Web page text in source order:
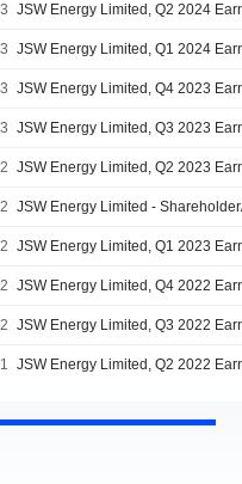
JSW Energy Limited, Q2 2024
JSW Energy Limited, Q1 2024
JSW Energy Limited, Q4 2023
JSW Energy Limited, Q3 2023
JSW Energy Limited, Q2 2023
JSW Energy Limited -
JSW Energy Limited, Q1 2023
JSW Energy Limited, Q4 2022
JSW Energy Limited, Q3 2022
JSW Energy Limited, Q2 2022